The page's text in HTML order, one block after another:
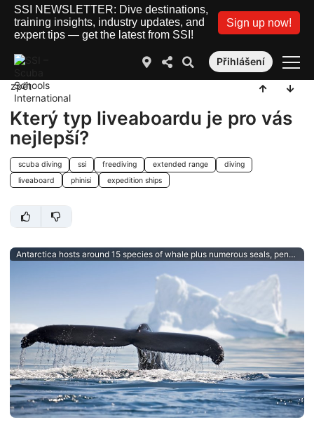
SSI NEWSLETTER: Dive destinations,
training insights, industry updates, and
expert tips — get the latest from SSI!
Sign up now!
Přihlášení
zpět
Který typ liveaboardu je pro vás
nejlepší?
scuba diving ssi freediving extended range
diving
liveaboard
phinisi expedition ships
Antarctica hosts around 15 species of whale plus numerous seals, penguins and more